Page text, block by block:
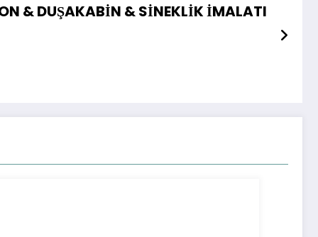
& DUŞAKABİN & SİNEKLİK İMALATI